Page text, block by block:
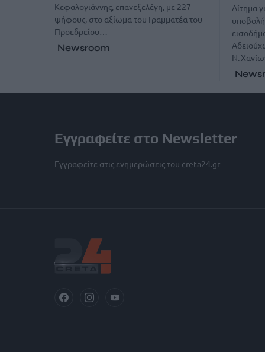
Κεφαλογιάννης, επανεξελέγη, με 227
ψήφους, στο αξίωμα του Γραμματέα του
Προεδρείου…
Newsroom
Αίτημα
Ν.
Εγγραφείτε στο Newsletter
Εγγραφείτε στις ενημερώσεις του creta24.gr